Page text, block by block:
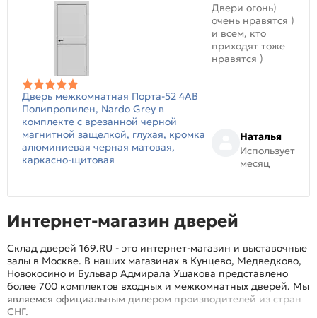
Дверь межкомнатная Порта-52 4AB
Полипропилен, Nardo Grey в
комплекте с врезанной черной
магнитной защелкой, глухая, кромка
алюминиевая черная матовая,
каркасно-щитовая
Двери огонь)
очень нравятся )
и всем, кто
приходят тоже
нравятся )
Наталья
Использует
месяц
Интернет-магазин дверей
Склад дверей 169.RU - это интернет-магазин и выставочные
залы в Москве. В наших магазинах в Кунцево, Медведково,
Новокосино и Бульвар Адмирала Ушакова представлено
более 700 комплектов входных и межкомнатных дверей. Мы
являемся официальным дилером производителей из стран
СНГ.